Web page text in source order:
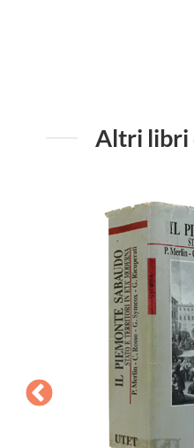
Altri libri